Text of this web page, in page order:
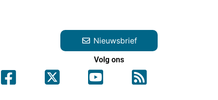
Nieuwsbrief
Volg ons